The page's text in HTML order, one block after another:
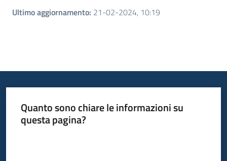
Ultimo aggiornamento: 21-02-2024, 10:19
Quanto sono chiare le informazioni su
questa pagina?